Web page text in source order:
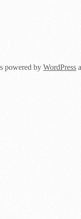
powered by WordPress